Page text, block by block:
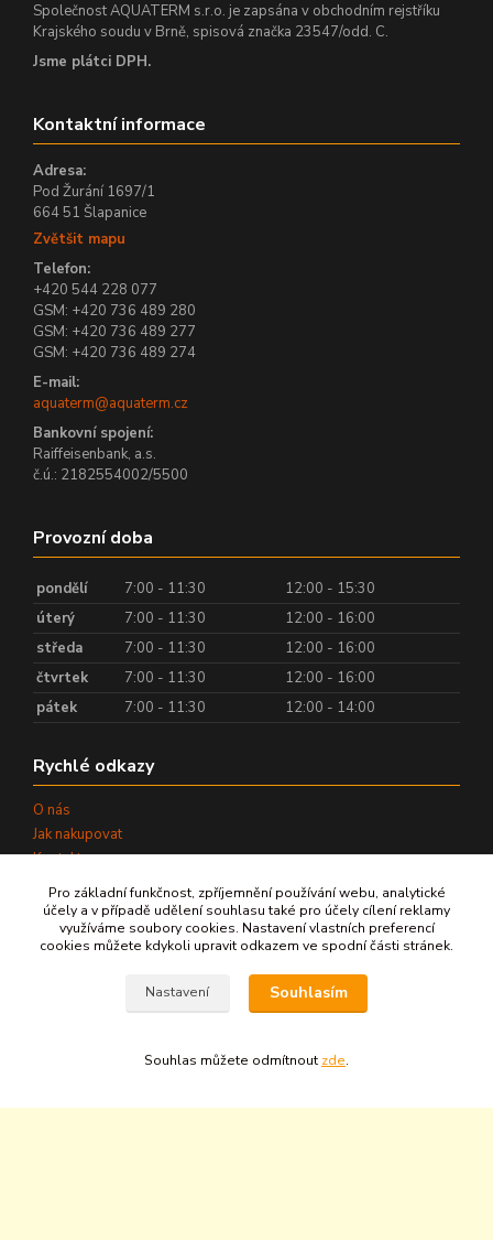
Společnost AQUATERM s.r.o. je zapsána v obchodním rejstříku
Krajského soudu v Brně, spisová značka 23547/odd. C.
Jsme plátci DPH.
Kontaktní informace
Adresa:
Pod Žurání 1697/1
664 51 Šlapanice
Zvětšit mapu
Telefon:
+420 544 228 077
GSM: +420 736 489 280
GSM: +420 736 489 277
GSM: +420 736 489 274
E-mail:
aquaterm@aquaterm.cz
Bankovní spojení:
Raiffeisenbank, a.s.
č.ú.: 2182554002/5500
Provozní doba
pondělí 7:00 - 11:30
12:00 - 15:30
úterý
7:00 - 11:30
12:00 - 16:00
středa
7:00 - 11:30
12:00 - 16:00
čtvrtek
7:00 - 11:30
12:00 - 16:00
pátek
7:00 - 11:30 12:00 - 14:00
Rychlé odkazy
O nás
Jak nakupovat
Kontakty
Informace
Kariéra
Naše weby
www.aquaterm.cz
www.aqua-bohemia.com
www.cisteni-vody.cz
Pro základní funkčnost, zpříjemnění používání webu, analytické
účely a v případě udělení souhlasu také pro účely cílení reklamy
využíváme soubory cookies. Nastavení vlastních preferencí
cookies můžete kdykoli upravit odkazem ve spodní části stránek.
Nastavení Souhlasím
Souhlas můžete odmítnout zde.